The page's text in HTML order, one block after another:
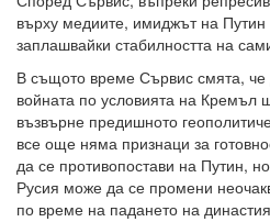
върху медиите, имиджът на Путин
заплашвайки стабилността на
В същото време Сървис смята,
войната по условията на Кремъл
възвърне предишното
все още няма признаци за
да се противопостави на Путин,
Русия може да се промени
по време на падането на